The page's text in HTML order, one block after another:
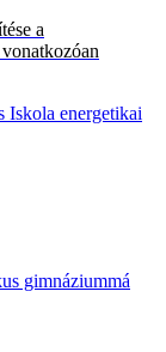
a
Iskola energetikai
gimnáziummá